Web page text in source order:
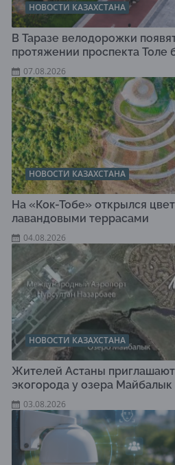
НОВОСТИ КАЗАХСТАНА
В Таразе велодорожки
протяжении проспекта Толе
07.08.2026
НОВОСТИ КАЗАХСТАНА
На «Кок-Тобе» открылся
лавандовыми террасами
04.08.2026
НОВОСТИ КАЗАХСТАНА
Жителей Астаны приглашают
экогорода у озера Майбалык
03.08.2026